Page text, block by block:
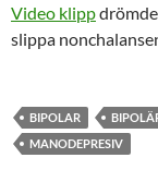
Video klipp
slippa
BIPOLAR
MANODEPRESIV